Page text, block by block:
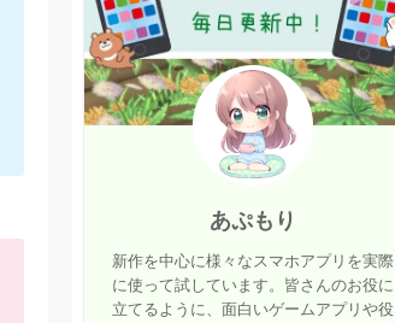
あぷもり
新作を中心に様々なスマホアプリを実際
に使って試しています。皆さんのお役に
立てるように、面白いゲームアプリや役